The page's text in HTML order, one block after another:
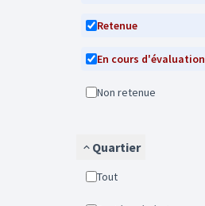
Retenue
En cours d'évaluation
Non retenue
Quartier
Tout